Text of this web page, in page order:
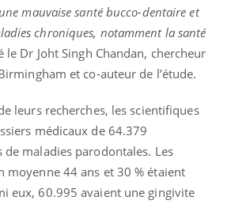
mauvaise santé bucco-dentaire et
chroniques, notamment la santé
le Dr Joht Singh Chandan, chercheur
et co-auteur de l’étude.
leurs recherches, les scientifiques
médicaux de 64.379
de maladies parodontales. Les
moyenne 44 ans et 30 % étaient
eux, 60.995 avaient une gingivite